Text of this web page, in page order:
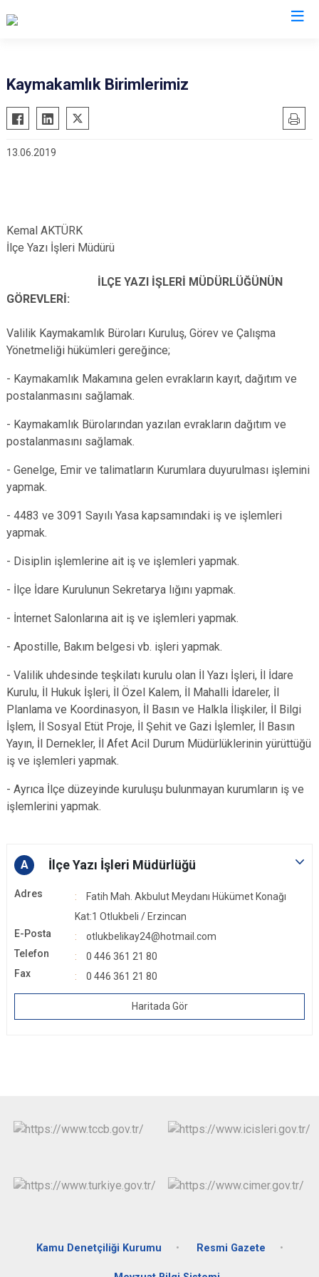
Çayırlı
İliç
Kemah
Refahiye
Tercan
Kaymakamlık Birimlerimiz
13.06.2019
Kemal AKTÜRK
İlçe Yazı İşleri Müdürü
İLÇE YAZI İŞLERİ MÜDÜRLÜĞÜNÜN
GÖREVLERİ:
Valilik Kaymakamlık Büroları Kuruluş, Görev ve Çalışma
Yönetmeliği hükümleri gereğince;
- Kaymakamlık Makamına gelen evrakların kayıt, dağıtım ve
postalanmasını sağlamak.
- Kaymakamlık Bürolarından yazılan evrakların dağıtım ve
postalanmasını sağlamak.
- Genelge, Emir ve talimatların Kurumlara duyurulması işlemini
yapmak.
- 4483 ve 3091 Sayılı Yasa kapsamındaki iş ve işlemleri
yapmak.
- Disiplin işlemlerine ait iş ve işlemleri yapmak.
- İlçe İdare Kurulunun Sekretarya lığını yapmak.
- İnternet Salonlarına ait iş ve işlemleri yapmak.
- Apostille, Bakım belgesi vb. işleri yapmak.
- Valilik uhdesinde teşkilatı kurulu olan İl Yazı İşleri, İl İdare
Kurulu, İl Hukuk İşleri, İl Özel Kalem, İl Mahalli İdareler, İl
Planlama ve Koordinasyon, İl Basın ve Halkla İlişkiler, İl Bilgi
İşlem, İl Sosyal Etüt Proje, İl Şehit ve Gazi İşlemler, İl Basın
Yayın, İl Dernekler, İl Afet Acil Durum Müdürlüklerinin yürüttüğü
iş ve işlemleri yapmak.
- Ayrıca İlçe düzeyinde kuruluşu bulunmayan kurumların iş ve
işlemlerini yapmak.
A İlçe Yazı İşleri Müdürlüğü
Adres
Fatih Mah. Akbulut Meydanı Hükümet Konağı
Kat:1 Otlukbeli / Erzincan
E-Posta
otlukbelikay24@hotmail.com
Telefon
0 446 361 21 80
Fax
0 446 361 21 80
Haritada Gör
Kamu Denetçiliği Kurumu Resmi Gazete